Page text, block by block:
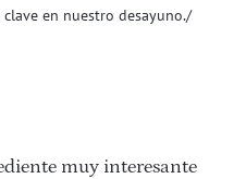
en nuestro desayuno./
muy interesante